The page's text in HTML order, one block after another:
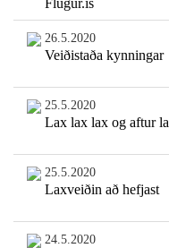
Flugur.is
26.5.2020
Veiðistaða kynningar
25.5.2020
Lax lax lax og aftur
25.5.2020
Laxveiðin að hefjast
24.5.2020